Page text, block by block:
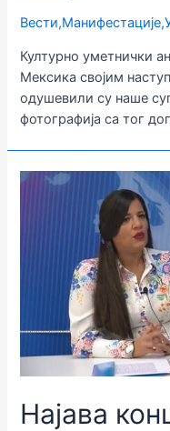
Вести,Манифестације,
Културно уметнички
Мексика својим
одушевили су наше
фотографија са тог
Најава